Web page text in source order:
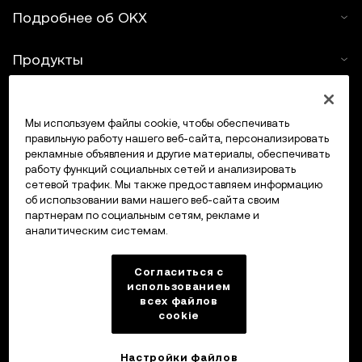
Подробнее об OKX
Продукты
Поддержка
Купить крипто
Крипто-калькулятор
Мы используем файлы cookie, чтобы обеспечивать
правильную работу нашего веб-сайта, персонализировать
рекламные объявления и другие материалы, обеспечивать
работу функций социальных сетей и анализировать
сетевой трафик. Мы также предоставляем информацию
об использовании вами нашего веб-сайта своим
партнерам по социальным сетям, рекламе и
аналитическим системам.
Согласиться с
использованием
всех файлов
cookie
Настройки файлов